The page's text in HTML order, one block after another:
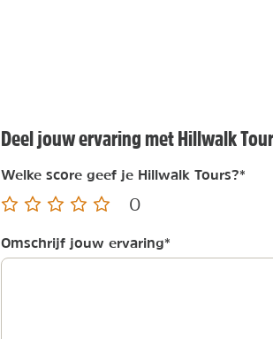
Deel jouw ervaring met Hillwalk
Welke score geef je Hillwalk Tours?*
0
Omschrijf jouw ervaring*